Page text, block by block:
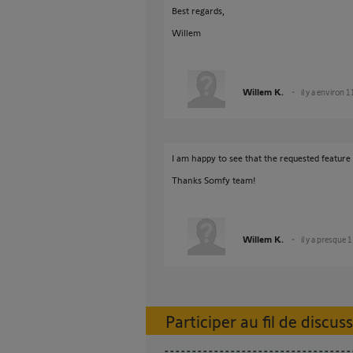
Best regards,
Willem
Willem K. il y a environ
I am happy to see that the requested
Thanks Somfy team!
Willem K. il y a presque
Participer au fil de